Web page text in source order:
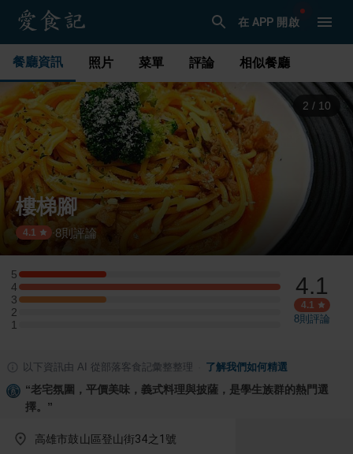
在 APP 開啟
餐廳資訊 照片 菜單 評論 相似餐廳
3 / 10
樓梯腳
4.1 ·8則評論
5
5 星：1 則評論
4
4 星：3 則評論
3
3 星：1 則評論
2
2 星：0 則評論
1
1 星：0 則評論
4.1
4.1
8則評論
以下資訊由 AI 從部落客食記彙整整理 了解我們如何精選
“老宅氛圍，平價美味，義式料理與披薩，是學生族群的熱門選
擇。 ”
高雄市鼓山區登山街34之1號